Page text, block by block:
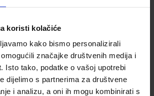
koristi kolačiće
kako bismo personalizirali
značajke društvenih medija i
Isto tako, podatke o vašoj upotrebi
dijelimo s partnerima za društvene
i analizu, a oni ih mogu kombinirati s
3 STRUKOVNA
UGOSTITELJ.I TURIS.Š
3786